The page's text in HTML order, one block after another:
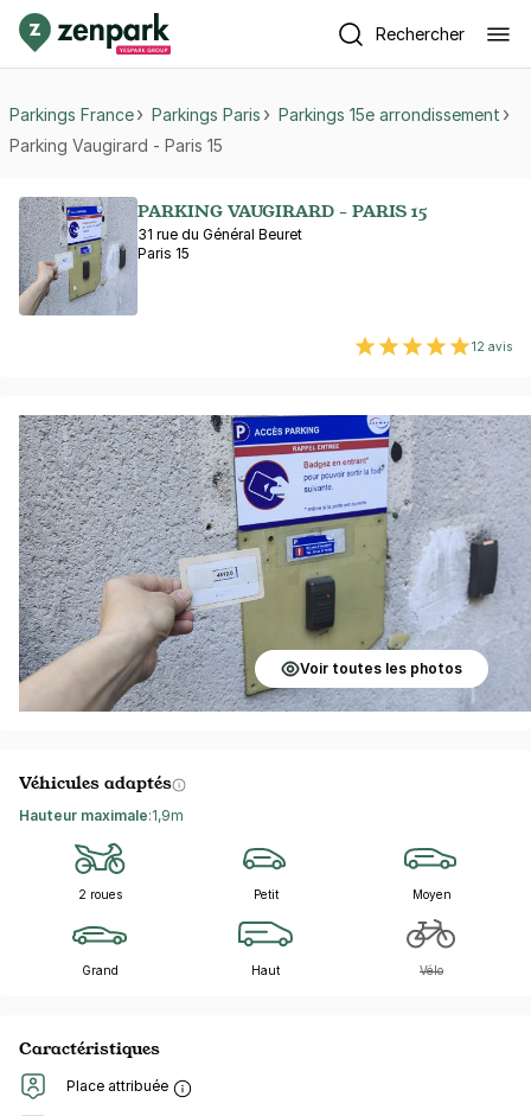
Rechercher
Parkings France Parkings Paris
Parkings 15e arrondissement
Parking Vaugirard - Paris 15
PARKING VAUGIRARD - PARIS 15
31 rue du Général Beuret
Paris 15
12 avis
Voir toutes les photos
Véhicules adaptés
Hauteur maximale:1,9m
2 roues Petit Moyen
Grand Haut Vélo
Caractéristiques
Place attribuée